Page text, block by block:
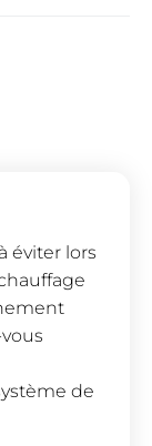
éviter lors
de